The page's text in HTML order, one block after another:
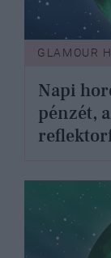
GLAMOUR
Napi
pénzét,